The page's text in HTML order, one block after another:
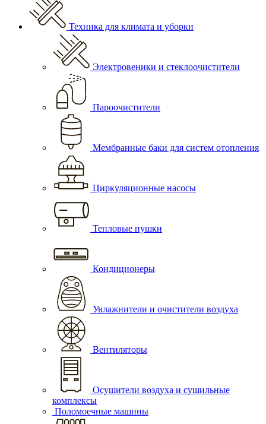
Техника для климата и уборки
Электровеники и стеклоочистители
Пароочистители
Мембранные баки для систем отопления
Циркуляционные насосы
Тепловые пушки
Кондиционеры
Увлажнители и очистители воздуха
Вентиляторы
Осушители воздуха и сушильные
комплексы
Поломоечные машины